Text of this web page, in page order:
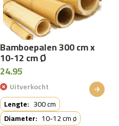
Bamboepalen 300 cm x
10-12 cm Ø
24.95
Uitverkocht
Lengte: 300 cm
Diameter: 10-12 cm ø